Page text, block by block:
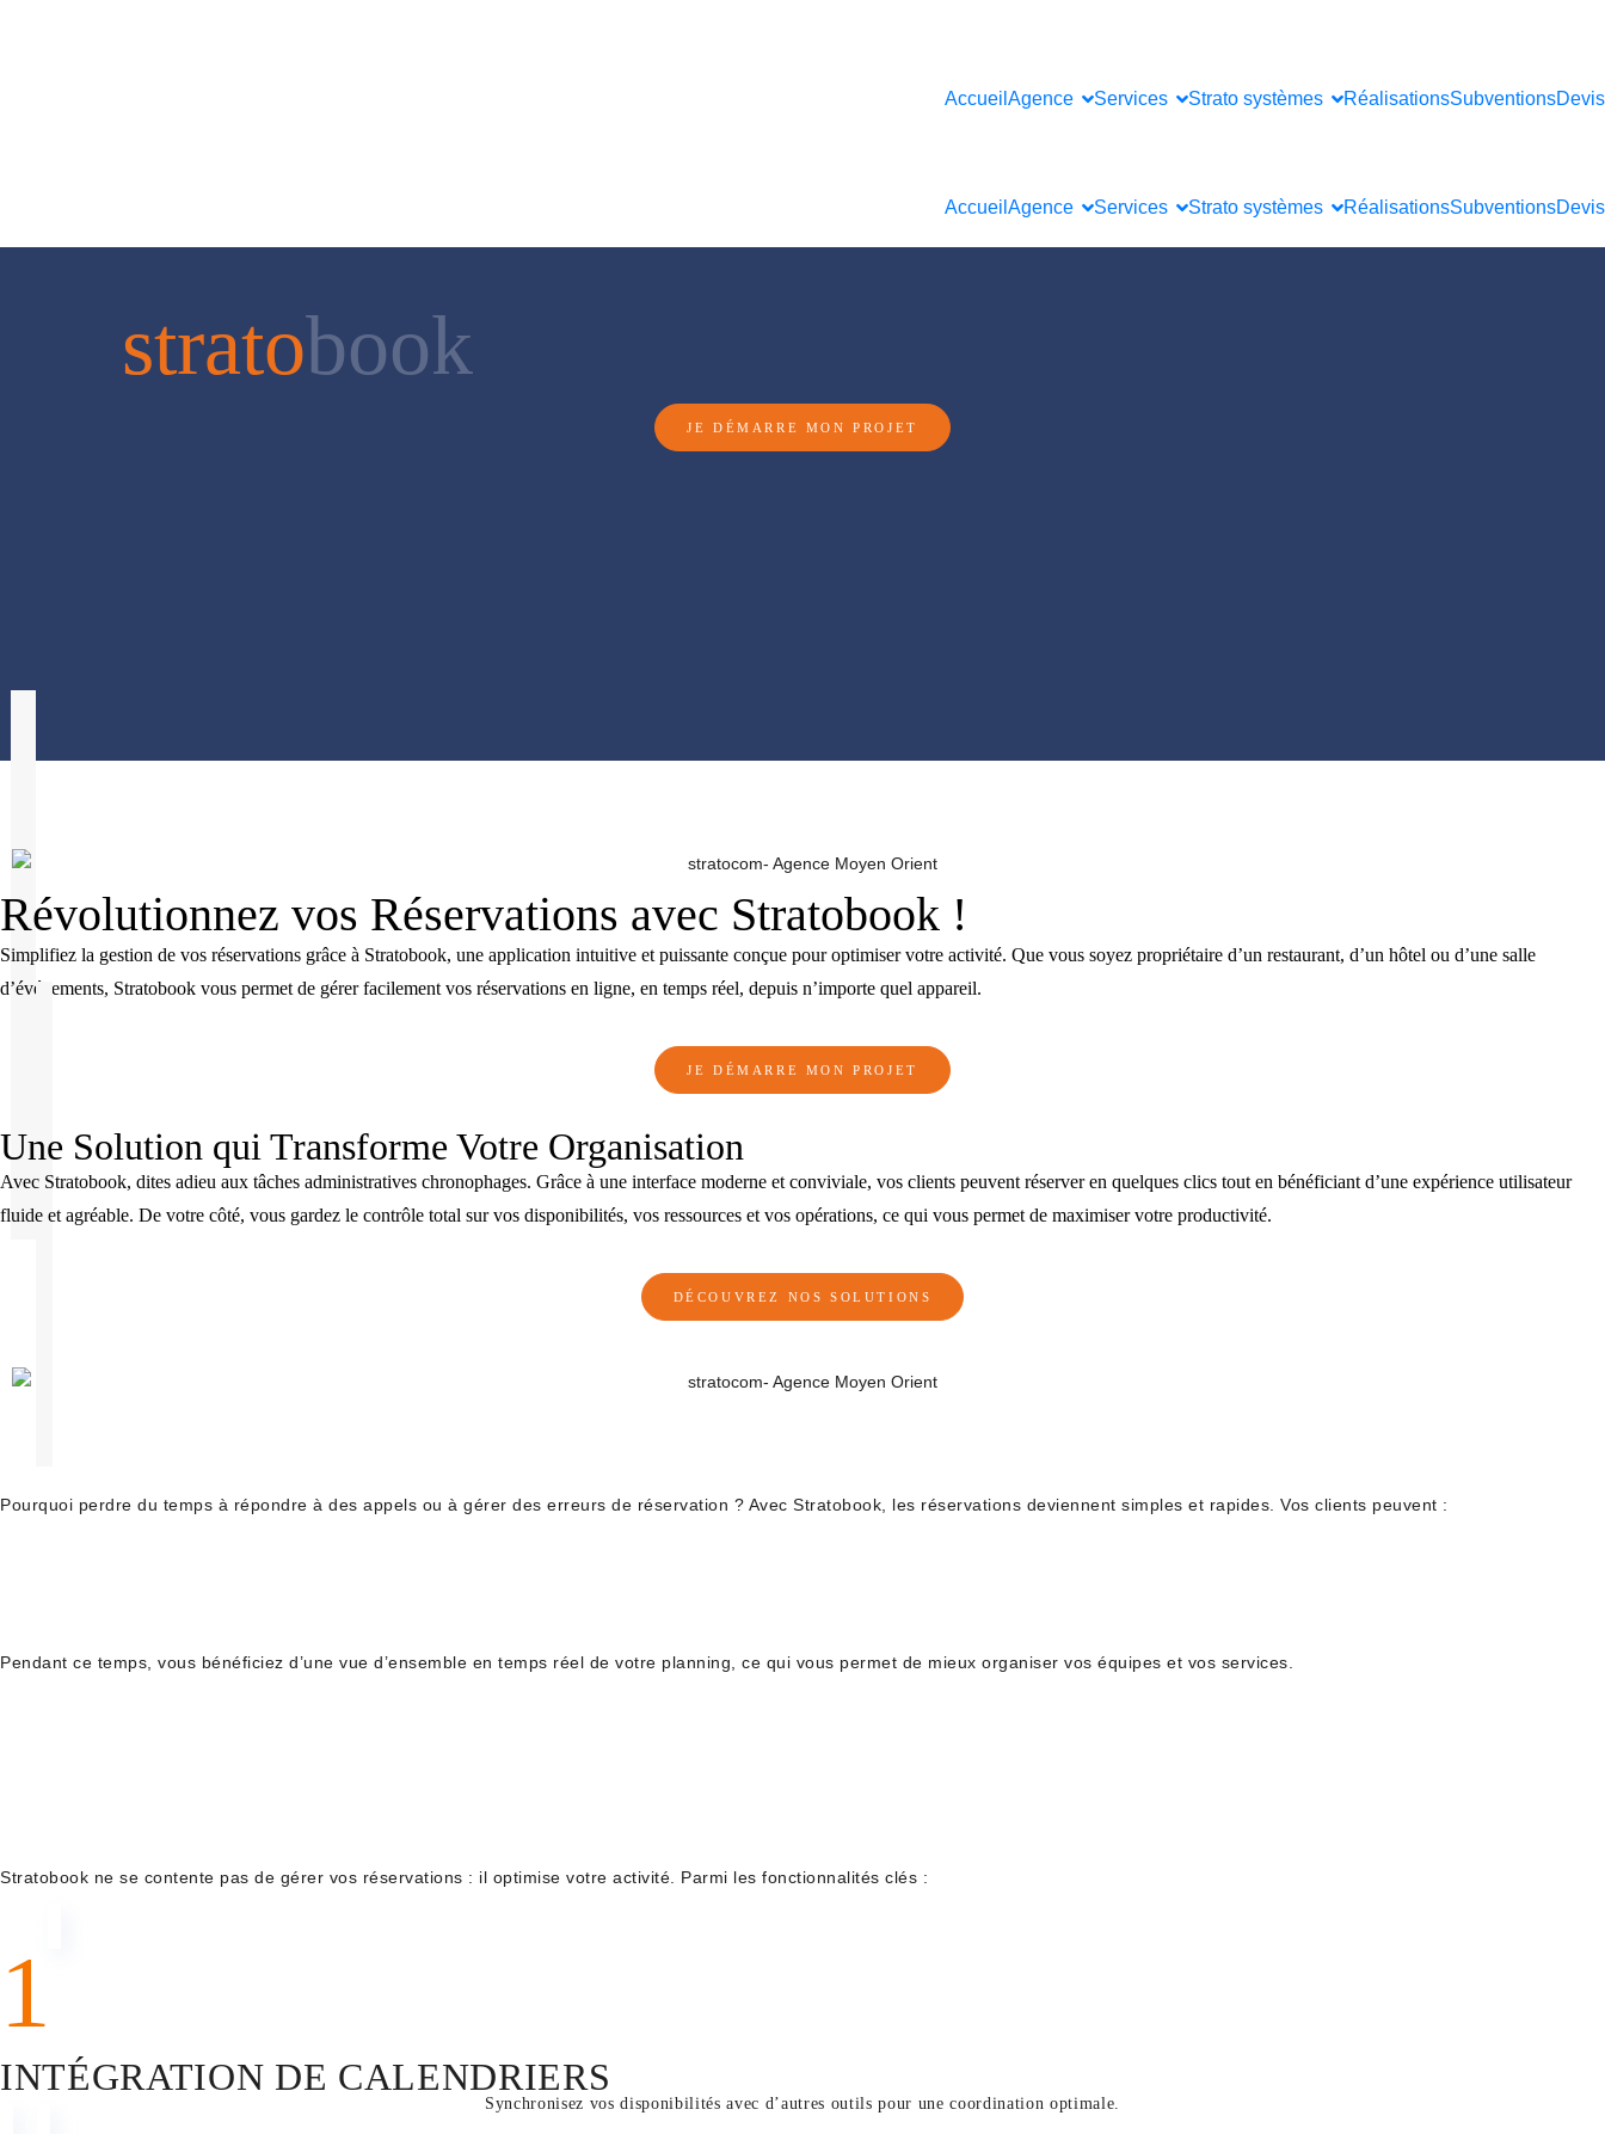
Accueil Agence Services Strato systèmes RéalisationsSubventionsDevis
Accueil Agence Services Strato systèmes RéalisationsSubventionsDevis
stratobook
JE DÉMARRE MON PROJET
Révolutionnez vos Réservations avec Stratobook !
Simplifiez la gestion de vos réservations grâce à Stratobook, une application intuitive et puissante conçue pour optimiser votre activité. Que vous soyez propriétaire d’un restaurant, d’un hôtel ou d’une salle
d’événements, Stratobook vous permet de gérer facilement vos réservations en ligne, en temps réel, depuis n’importe quel appareil.
JE DÉMARRE MON PROJET
Une Solution qui Transforme Votre Organisation
Avec Stratobook, dites adieu aux tâches administratives chronophages. Grâce à une interface moderne et conviviale, vos clients peuvent réserver en quelques clics tout en bénéficiant d’une expérience utilisateur
fluide et agréable. De votre côté, vous gardez le contrôle total sur vos disponibilités, vos ressources et vos opérations, ce qui vous permet de maximiser votre productivité.
DÉCOUVREZ NOS SOLUTIONS
Pourquoi perdre du temps à répondre à des appels ou à gérer des erreurs de réservation ? Avec Stratobook, les réservations deviennent simples et rapides. Vos clients peuvent :
Réserver en ligne, 24/7, depuis n’importe quel appareil.
Pendant ce temps, vous bénéficiez d’une vue d’ensemble en temps réel de votre planning, ce qui vous permet de mieux organiser vos équipes et vos services.
SIMPLIFIÉE ET INTELLIGENTE
Stratobook ne se contente pas de gérer vos réservations : il optimise votre activité. Parmi les fonctionnalités clés :
1
INTÉGRATION DE CALENDRIERS
Synchronisez vos disponibilités avec d’autres outils pour une coordination optimale.